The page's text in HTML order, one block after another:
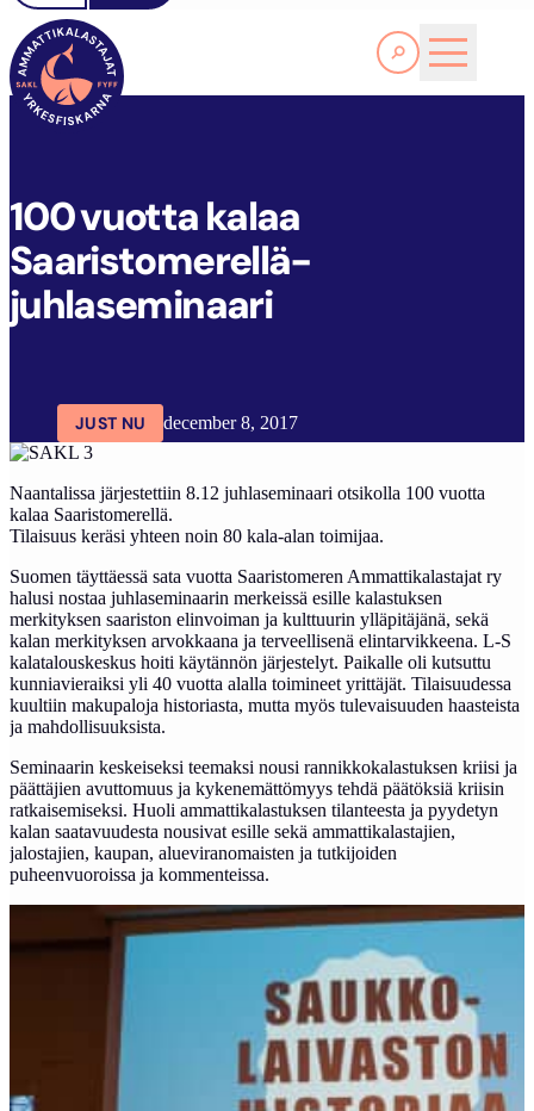
Läs Mer
FYFF
100 vuotta kalaa
Saaristomerellä-
juhlaseminaari
JUST NU december 8, 2017
Naantalissa järjestettiin 8.12 juhlaseminaari otsikolla 100 vuotta
kalaa Saaristomerellä.
Tilaisuus keräsi yhteen noin 80 kala-alan toimijaa.
Suomen täyttäessä sata vuotta Saaristomeren Ammattikalastajat ry
halusi nostaa juhlaseminaarin merkeissä esille kalastuksen
merkityksen saariston elinvoiman ja kulttuurin ylläpitäjänä, sekä
kalan merkityksen arvokkaana ja terveellisenä elintarvikkeena. L-S
kalatalouskeskus hoiti käytännön järjestelyt. Paikalle oli kutsuttu
kunniavieraiksi yli 40 vuotta alalla toimineet yrittäjät. Tilaisuudessa
kuultiin makupaloja historiasta, mutta myös tulevaisuuden haasteista
ja mahdollisuuksista.
Seminaarin keskeiseksi teemaksi nousi rannikkokalastuksen kriisi ja
päättäjien avuttomuus ja kykenemättömyys tehdä päätöksiä kriisin
ratkaisemiseksi. Huoli ammattikalastuksen tilanteesta ja pyydetyn
kalan saatavuudesta nousivat esille sekä ammattikalastajien,
jalostajien, kaupan, alueviranomaisten ja tutkijoiden
puheenvuoroissa ja kommenteissa.